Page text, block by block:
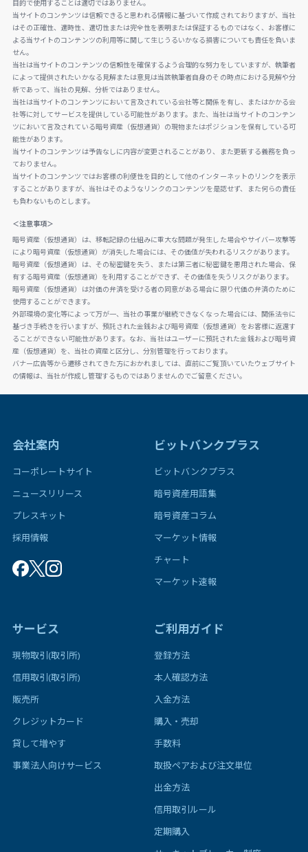
目的で使用することは適切ではありません。
当サイトのコンテンツは信頼できると思われる情報に基づいて作成されておりますが、当社
はその正確性、適時性、適切性または完全性を表明または保証するものではなく、お客様に
よる当サイトのコンテンツの利用等に関して生じうるいかなる損害についても責任を負いま
せん。
当社は当サイトのコンテンツの信頼性を確保するよう合理的な努力をしていますが、執筆者
によって提供されたいかなる見解または意見は当該執筆者自身のその時点における見解や分
析であって、当社の見解、分析ではありません。
当社は当サイトのコンテンツにおいて言及されている会社等と関係を有し、またはかかる会
社等に対してサービスを提供している可能性があります。また、当社は当サイトのコンテン
ツにおいて言及されている暗号資産（仮想通貨）の現物またはポジションを保有している可
能性があります。
当サイトのコンテンツは予告なしに内容が変更されることがあり、また更新する義務を負っ
ておりません。
当サイトのコンテンツではお客様の利便性を目的として他のインターネットのリンクを表示
することがありますが、当社はそのようなリンクのコンテンツを是認せず、また何らの責任
も負わないものとします。
＜注意事項＞
暗号資産（仮想通貨）は、移転記録の仕組みに重大な問題が発生した場合やサイバー攻撃等
により暗号資産（仮想通貨）が消失した場合には、その価値が失われるリスクがあります。
暗号資産（仮想通貨）は、その秘密鍵を失う、または第三者に秘密鍵を悪用された場合、保
有する暗号資産（仮想通貨）を利用することができず、その価値を失うリスクがあります。
暗号資産（仮想通貨）は対価の弁済を受ける者の同意がある場合に限り代価の弁済のために
使用することができます。
外部環境の変化等によって万が一、当社の事業が継続できなくなった場合には、関係法令に
基づき手続きを行いますが、預託された金銭および暗号資産（仮想通貨）をお客様に返還す
ることができない可能性があります。なお、当社はユーザーに預託された金銭および暗号資
産（仮想通貨）を、当社の資産と区分し、分別管理を行っております。
バナー広告等から遷移されてきた方におかれましては、直前にご覧頂いていたウェブサイト
の情報は、当社が作成し管理するものではありませんのでご留意ください。
会社案内
コーポレートサイト
ニュースリリース
プレスキット
採用情報
ビットバンクプラス
ビットバンクプラス
暗号資産用語集
暗号資産コラム
マーケット情報
チャート
マーケット速報
サービス
現物取引(取引所)
信用取引(取引所)
販売所
クレジットカード
貸して増やす
事業法人向けサービス
ご利用ガイド
登録方法
本人確認方法
入金方法
購入・売却
手数料
取扱ペアおよび注文単位
出金方法
信用取引ルール
定期購入